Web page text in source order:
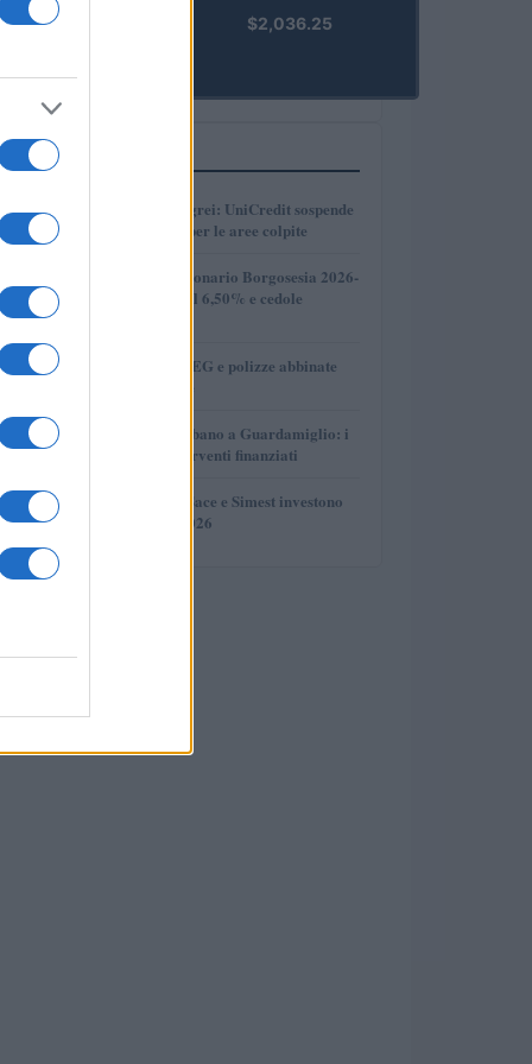
PRIME)
$2,036.25
PIÙ LETTI
1
Sisma Campi Flegrei: UniCredit sospende
le rate dei mutui per le aree colpite
2
Prestito obbligazionario Borgosesia 2026-
2029: tasso fisso al 6,50% e cedole
3
Come leggere TAEG e polizze abbinate
4
Rinnovamento urbano a Guardamiglio: i
dettagli degli interventi finanziati
5
Export italiano: Sace e Simest investono
650 milioni nel 2026